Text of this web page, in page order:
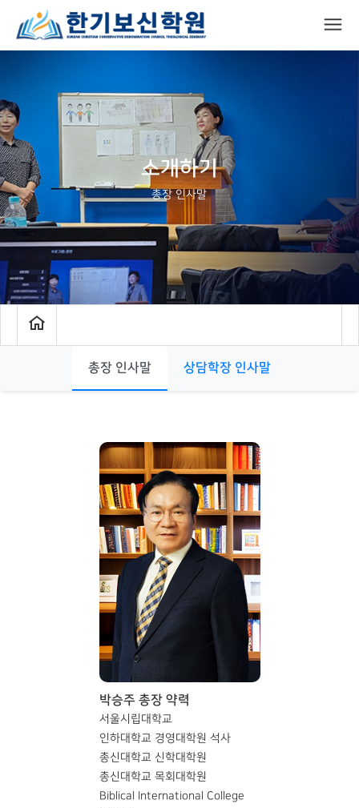
소개하기
총장 인사말
총장 인사말 상담학장 인사말
박승주 총장 약력
서울시립대학교
인하대학교 경영대학원 석사
총신대학교 신학대학원
총신대학교 목회대학원
Biblical International College